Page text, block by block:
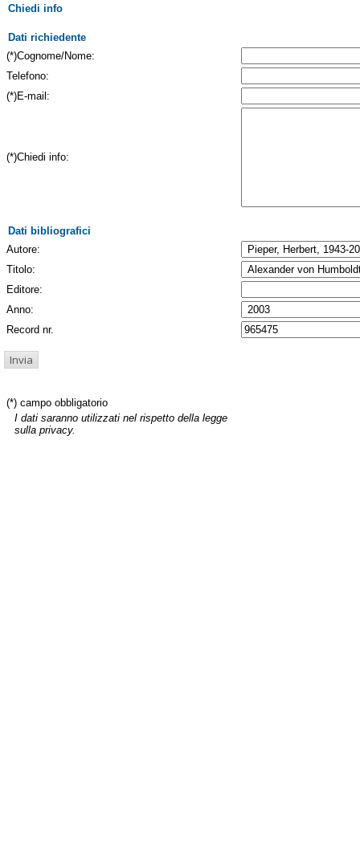
Chiedi info
Dati richiedente
(*)Cognome/Nome:
Telefono:
(*)E-mail:
(*)Chiedi info:
Dati bibliografici
Autore:
Titolo:
Editore:
Anno:
Record nr.
(*) campo obbligatorio
I dati saranno utilizzati nel rispetto della legge
sulla privacy.